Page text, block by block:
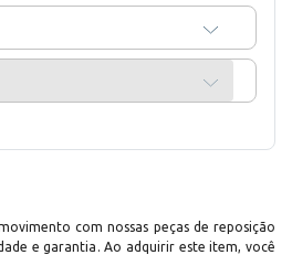
com nossas peças de reposição
e garantia. Ao adquirir este item, você